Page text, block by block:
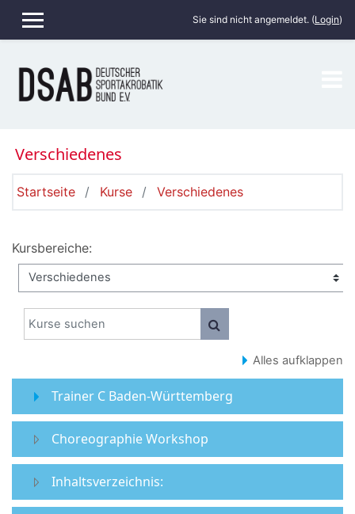
WEBSITE-ÜBERSICHT
Sie sind nicht angemeldet. (Login)
Verschiedenes
Startseite Kurse Verschiedenes
Kursbereiche:
Kurse suchen
KURSE SUCHEN
Alles aufklappen
Trainer C Baden-Württemberg
Choreographie Workshop
Inhaltsverzeichnis: